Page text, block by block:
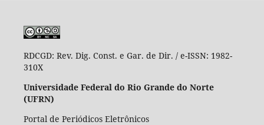
RDCGD: Rev. Dig. Const. e Gar. de Dir. / e-ISSN: 1982-
310X
Universidade Federal do Rio Grande do Norte
(UFRN)
Portal de Periódicos Eletrônicos